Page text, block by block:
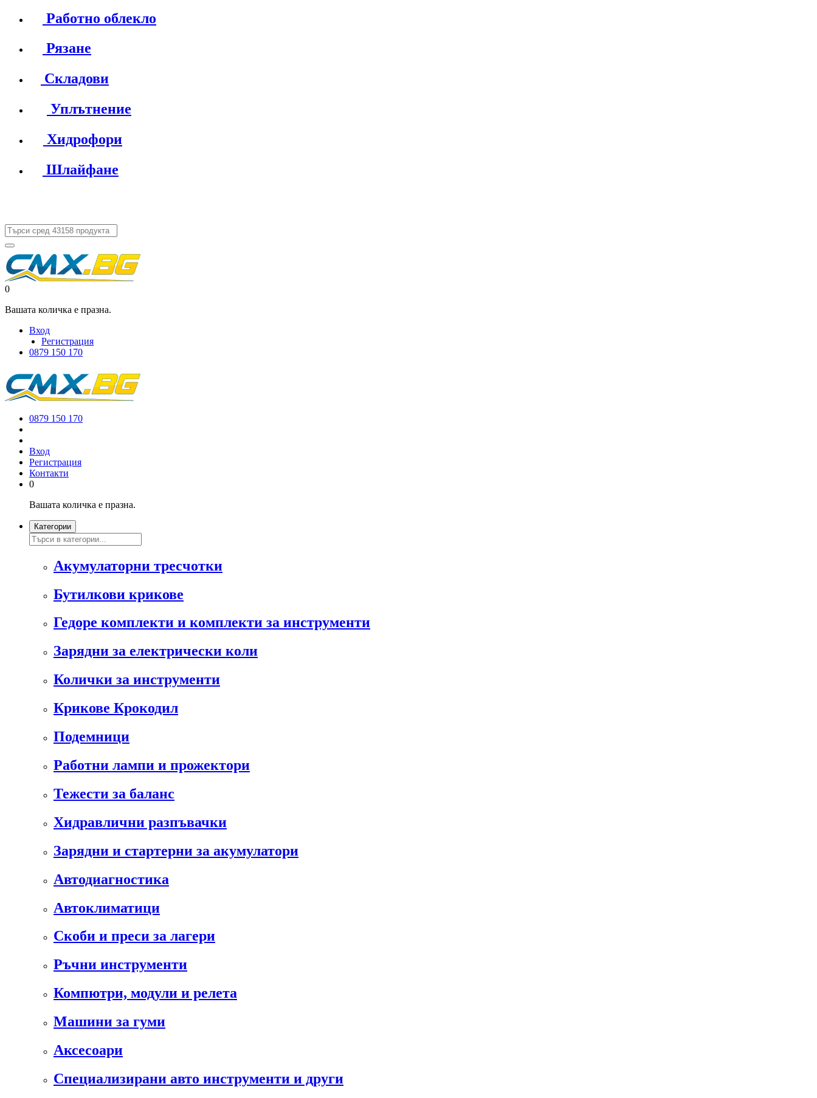
Работно облекло
Рязане
Складови
Уплътнение
Хидрофори
Шлайфане
0
Вашата количка е празна.
Вход
Регистрация
0879 150 170
0879 150 170
Вход
Регистрация
Контакти
0
Вашата количка е празна.
Категории
Акумулаторни тресчотки
Бутилкови крикове
Гедоре комплекти и комплекти за инструменти
Зарядни за електрически коли
Колички за инструменти
Крикове Крокодил
Подемници
Работни лампи и прожектори
Тежести за баланс
Хидравлични разпъвачки
Зарядни и стартерни за акумулатори
Автодиагностика
Автоклиматици
Скоби и преси за лагери
Ръчни инструменти
Компютри, модули и релета
Машини за гуми
Аксесоари
Специализирани авто инструменти и други